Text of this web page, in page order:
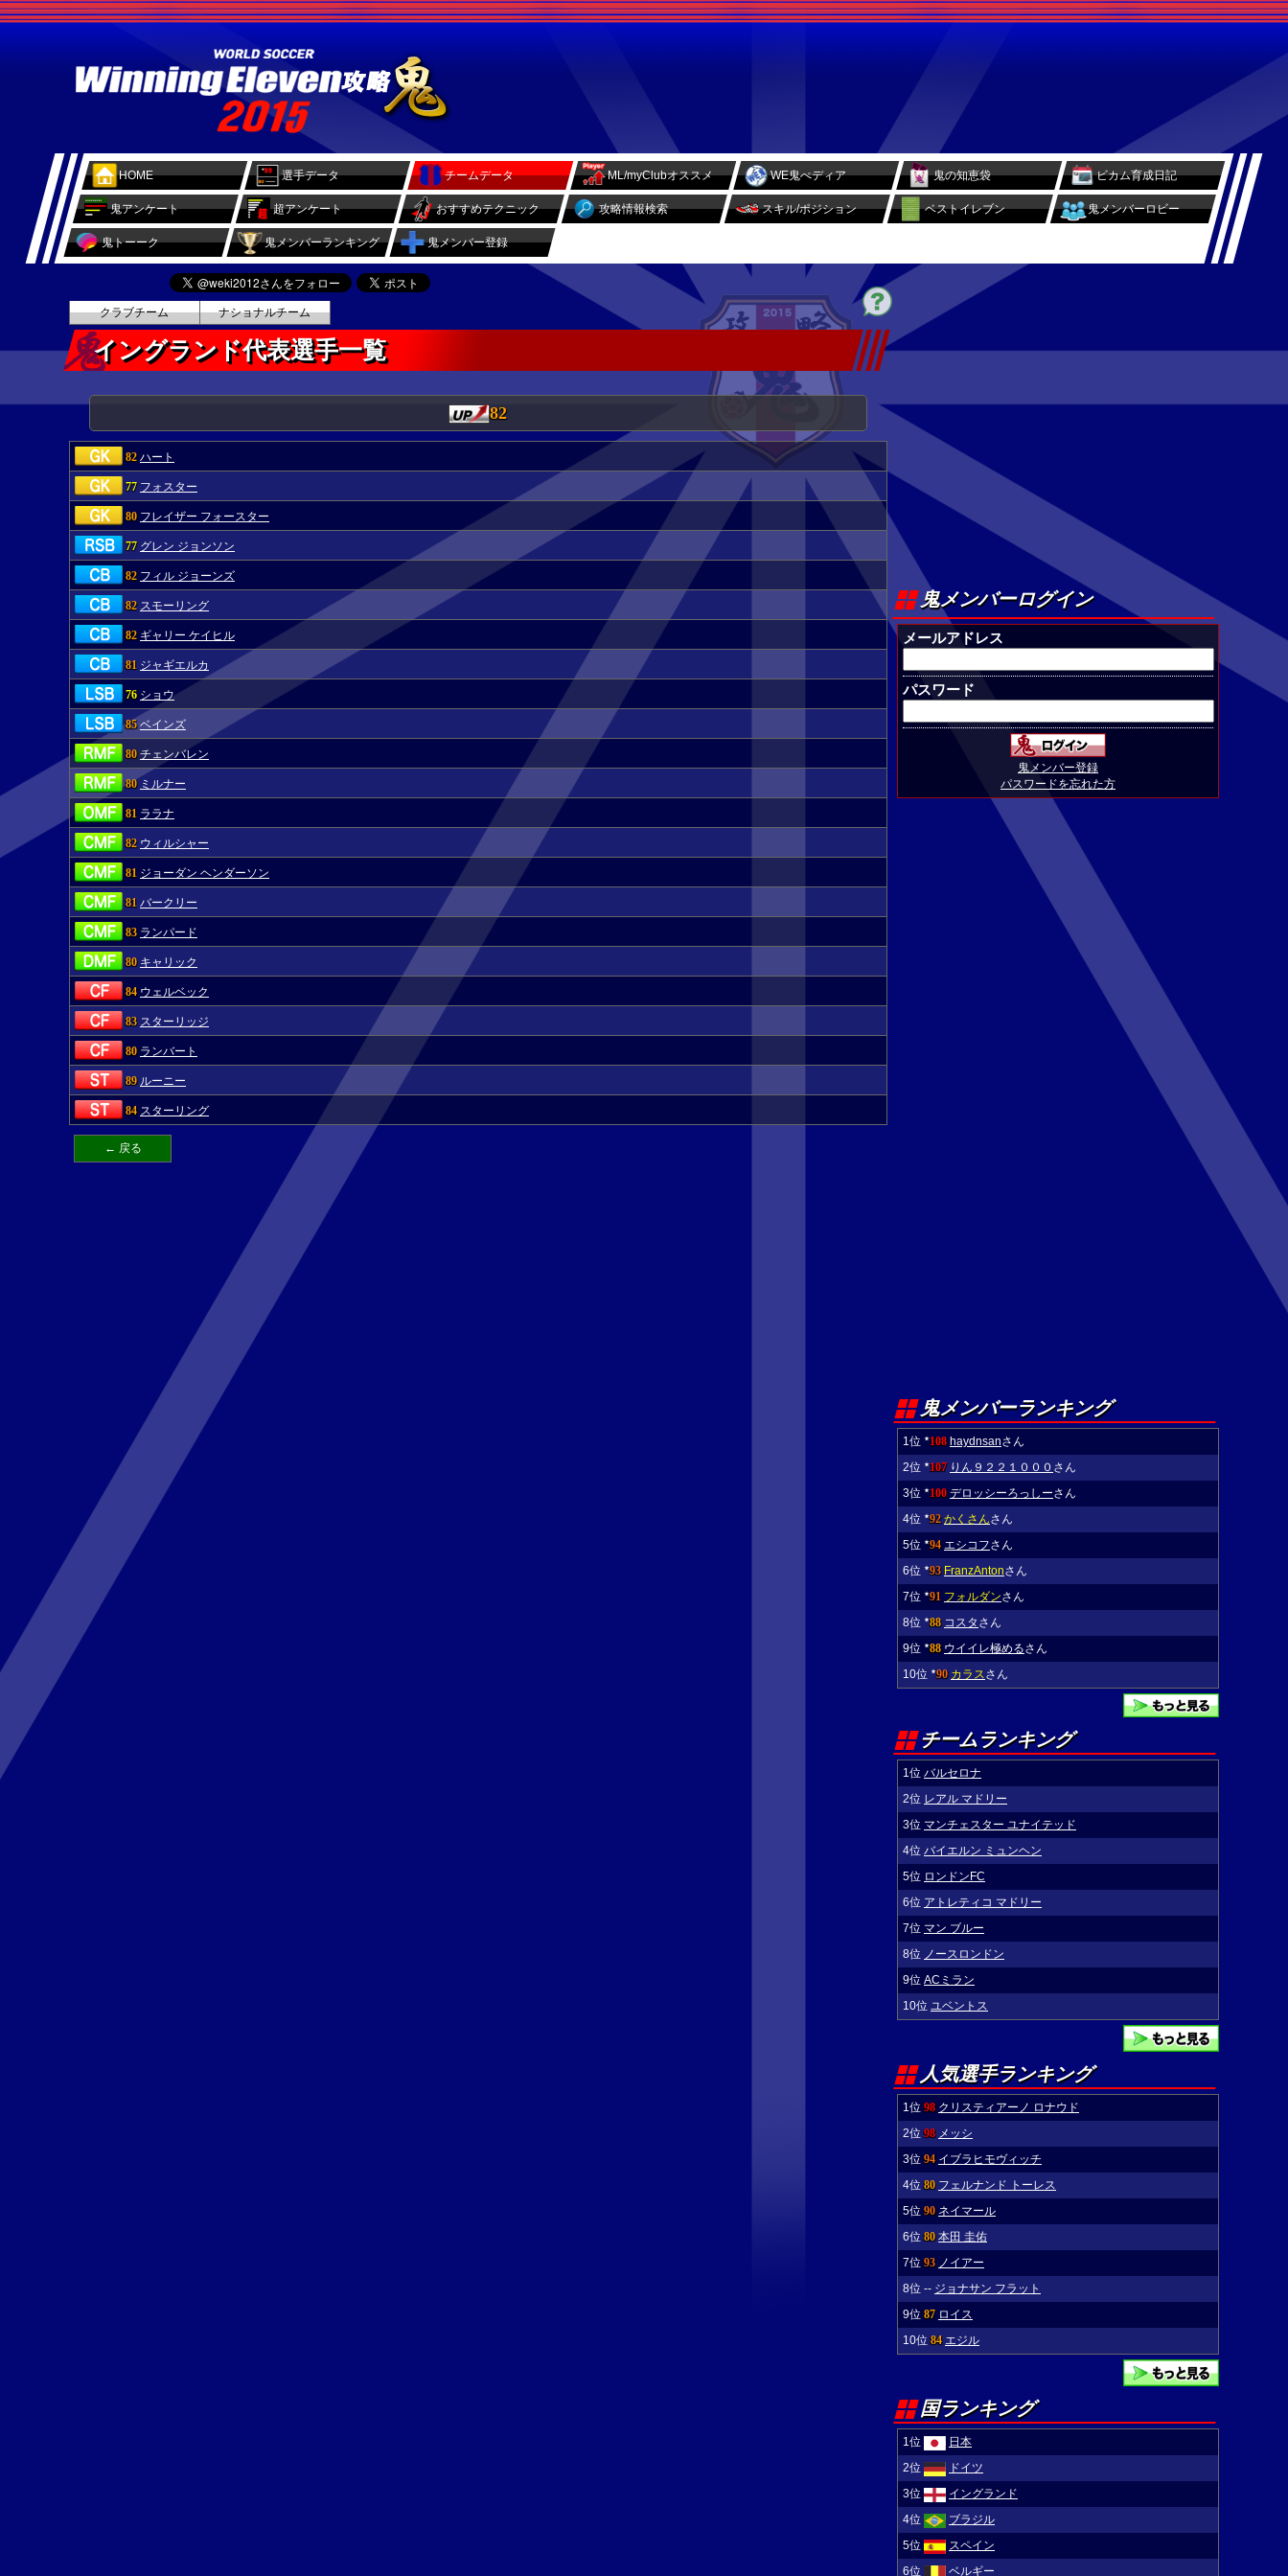
HOME 選手データ チームデータ ML/myClubオススメ WE鬼ぺディア 鬼の知恵袋 ビカム育成日記
鬼アンケート 超アンケート おすすめテクニック 攻略情報検索 スキル/ポジション ベストイレブン 鬼メンバーロビー
鬼トーーク 鬼メンバーランキング 鬼メンバー登録
クラブチーム ナショナルチーム
イングランド代表選手一覧
82
82 ハート
77 フォスター
80 フレイザー フォースター
77 グレン ジョンソン
82 フィル ジョーンズ
82 スモーリング
82 ギャリー ケイヒル
81 ジャギエルカ
76 ショウ
85 ベインズ
80 チェンバレン
80 ミルナー
81 ララナ
82 ウィルシャー
81 ジョーダン ヘンダーソン
81 バークリー
83 ランパード
80 キャリック
84 ウェルベック
83 スターリッジ
80 ランバート
89 ルーニー
84 スターリング
← 戻る
鬼メンバーログイン
メールアドレス
パスワード
鬼メンバー登録
パスワードを忘れた方
鬼メンバーランキング
1位 ★108 haydnsanさん
2位
★107 りん９２２１０００ さん
3位
★100 デロッシーろっしーさん
4位
★92 かくさんさん
5位
★94 エシコフさん
6位
★93 FranzAntonさん
7位
★91 フォルダンさん
8位
★88 コスタ さん
9位
★88 ウイイレ極めるさん
10位
★90 カラスさん
チームランキング
1位 バルセロナ
2位 レアル マドリー
3位 マンチェスター ユナイテッド
4位 バイエルン ミュンヘン
5位 ロンドンFC
6位 アトレティコ マドリー
7位 マン ブルー
8位 ノースロンドン
9位 ACミラン
10位 ユベントス
人気選手ランキング
1位98 クリスティアーノ ロナウド
2位98 メッシ
3位94 イブラヒモヴィッチ
4位80 フェルナンド トーレス
5位90 ネイマール
6位80 本田 圭佑
7位93 ノイアー
8位 -- ジョナサン フラット
9位87 ロイス
10位84 エジル
国ランキング
1位
日本
2位
ドイツ
3位
イングランド
4位
ブラジル
5位
スペイン
6位
ベルギー